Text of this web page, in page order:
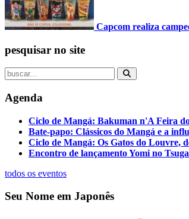
Capcom realiza
pesquisar no site
Agenda
Ciclo de Mangá: Bakuman n'A Feira
Bate-papo: Clássicos do Mangá e a
Ciclo de Mangá: Os Gatos do Louvre,
Encontro de lançamento Yomi no
todos os eventos
Seu Nome em Japonês